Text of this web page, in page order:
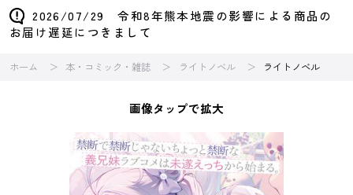
2026/07/29 令和8年熊本地震の影響による商品の
お届け遅延につきまして
ホーム 本・コミック・雑誌 ライトノベル ライトノベル
画像タップで拡大